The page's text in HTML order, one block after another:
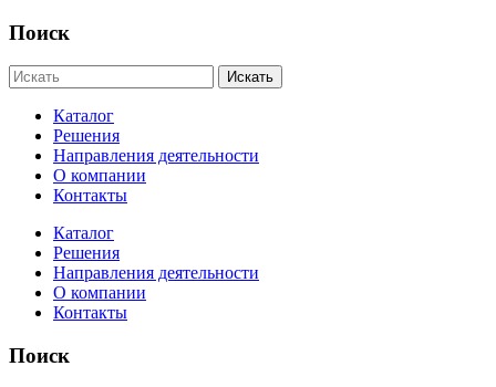
Поиск
Искать
Каталог
Решения
Направления деятельности
О компании
Контакты
Каталог
Решения
Направления деятельности
О компании
Контакты
Поиск